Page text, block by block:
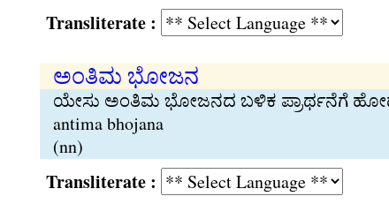
Transliterate :
ಅಂತಿಮ ಭೋಜನ
ಯೇಸು ಅಂತಿಮ ಭೋಜನದ ಬಳಿಕ ಪ್ರಾರ್ಥನೆಗೆ
antima bhojana
(nn)
Transliterate :